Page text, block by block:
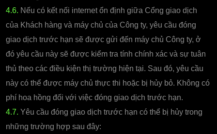
4.6. Nếu có kết nối internet ổn định giữa Cổng giao dịch
của Khách hàng và máy chủ của Công ty, yêu cầu đóng
giao dịch trước hạn sẽ được gửi đến máy chủ Công ty, ở
đó yêu cầu này sẽ được kiểm tra tính chính xác và sự tuân
thủ theo các điều kiện thị trường hiện tại. Sau đó, yêu cầu
này có thể được máy chủ thực thi hoặc bị hủy bỏ. Không có
phí hoa hồng đối với việc đóng giao dịch trước hạn.
4.7. Yêu cầu đóng giao dịch trước hạn có thể bị hủy trong
những trường hợp sau đây: